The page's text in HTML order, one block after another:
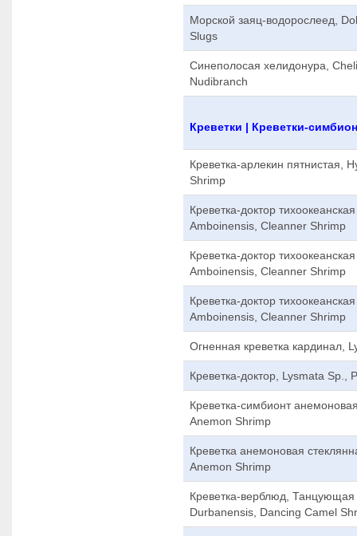
Морской заяц-водорослеед,
Slugs
Синеполосая хелидонура,
Nudibranch
Креветки | Креветки-
Креветка-арлекин пятнистая,
Shrimp
Креветка-доктор
Amboinensis, Cleanner Shrimp
Креветка-доктор
Amboinensis, Cleanner Shrimp
Креветка-доктор
Amboinensis, Cleanner Shrimp
Огненная креветка кардинал,
Креветка-доктор, Lysmata Sp.,
Креветка-симбионт
Anemon Shrimp
Креветка анемоновая
Anemon Shrimp
Креветка-верблюд, Танцующая
Durbanensis, Dancing Camel